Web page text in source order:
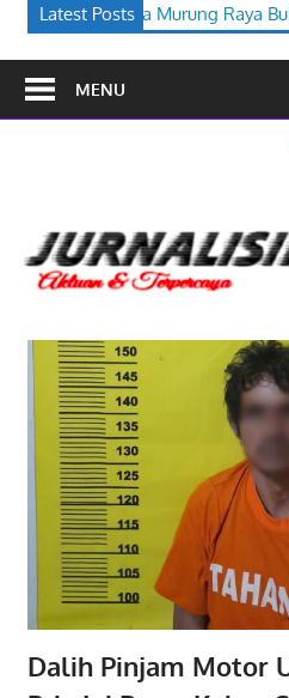
Latest Posts
Sosialisasi Perbup PJPK
MENU
Dalih Pinjam Motor